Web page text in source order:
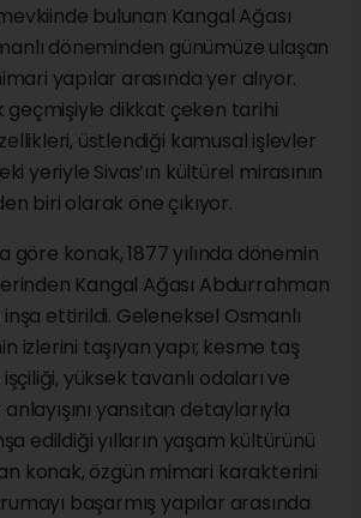
bulunan Kangal Ağası
döneminden günümüze ulaşan
yapılar arasında yer alıyor.
geçmişiyle dikkat çeken tarihi
üstlendiği kamusal işlevler
yeriyle Sivas’ın kültürel mirasının
biri olarak öne çıkıyor.
göre konak, 1877 yılında dönemin
Kangal Ağası Abdurrahman
ettirildi. Geleneksel Osmanlı
izlerini taşıyan yapı; kesme taş
yüksek tavanlı odaları ve
yansıtan detaylarıyla
edildiği yılların yaşam kültürünü
konak, özgün mimari karakterini
başarmış yapılar arasında